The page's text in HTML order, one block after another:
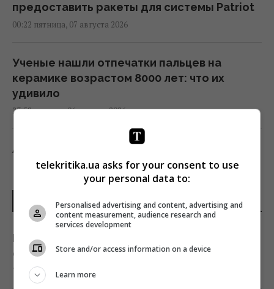
предоставить ракеты для системы Patriot
00:22 пятница, 07 августа 2026
Ученые нашли отпечатки пальцев на
керамике возрастом 8000 лет: что их
удивило
23:58 четверг, 06 августа 2026
Атака дронов на Москву: аналитики
оценили эффективность работы
российской ПВО
Женщины с дипломами чаще выбирают
успешных мужчин без высшего
образования, – исследование
23:24 четверг, 06 августа 2026
ПОСЛЕДНИЕ НОВОСТИ
Как спасти виноград от усыхания в августе:
советы опытного садовода
7 августа 2026, 01:00
telekritika.ua asks for your consent to use
your personal data to:
Personalised advertising and content, advertising and
content measurement, audience research and
services development
Store and/or access information on a device
Learn more